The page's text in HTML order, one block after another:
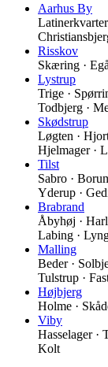
Aarhus By
Risskov
Skæring ·
Lystrup
Trige ·
Todbjerg ·
Skødstrup
Løgten ·
Hjelmager ·
Tilst
Sabro ·
Yderup ·
Brabrand
Åbyhøj ·
Labing ·
Malling
Beder ·
Tulstrup ·
Højbjerg
Holme ·
Viby
Hasselager ·
Kolt